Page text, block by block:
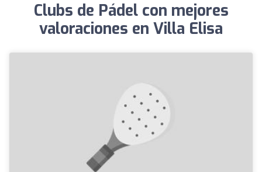
Clubs de Pádel con mejores
valoraciones en Villa Elisa